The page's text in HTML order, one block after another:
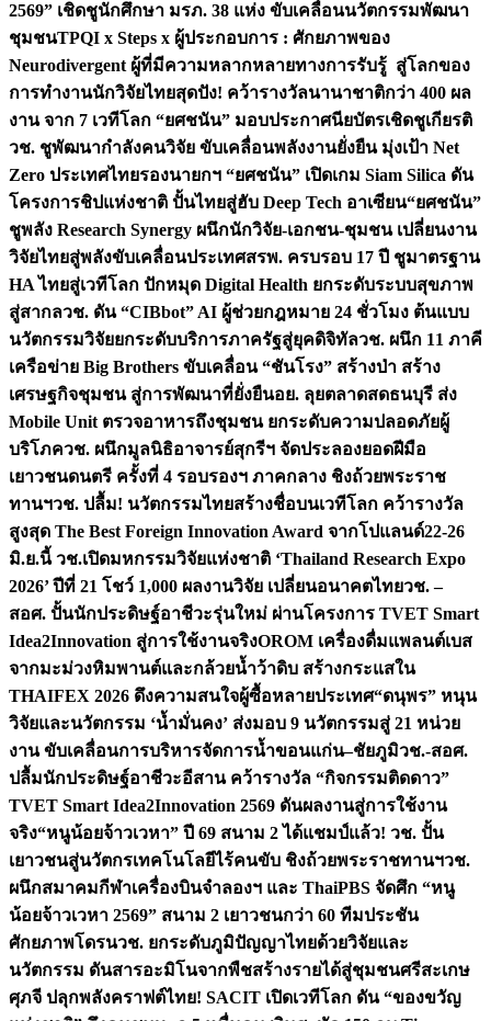
2569” เชิดชูนักศึกษา มรภ. 38 แห่ง ขับเคลื่อนนวัตกรรมพัฒนา
ชุมชนTPQI x Steps x ผู้ประกอบการ : ศักยภาพของ
Neurodivergent ผู้ที่มีความหลากหลายทางการรับรู้ สู่โลกของ
การทำงานนักวิจัยไทยสุดปัง! คว้ารางวัลนานาชาติกว่า 400 ผล
งาน จาก 7 เวทีโลก “ยศชนัน” มอบประกาศนียบัตรเชิดชูเกียรติ
วช. ชูพัฒนากำลังคนวิจัย ขับเคลื่อนพลังงานยั่งยืน มุ่งเป้า Net
Zero ประเทศไทยรองนายกฯ “ยศชนัน” เปิดเกม Siam Silica ดัน
โครงการชิปแห่งชาติ ปั้นไทยสู่ฮับ Deep Tech อาเซียน“ยศชนัน”
ชูพลัง Research Synergy ผนึกนักวิจัย-เอกชน-ชุมชน เปลี่ยนงาน
วิจัยไทยสู่พลังขับเคลื่อนประเทศสรพ. ครบรอบ 17 ปี ชูมาตรฐาน
HA ไทยสู่เวทีโลก ปักหมุด Digital Health ยกระดับระบบสุขภาพ
สู่สากลวช. ดัน “CIBbot” AI ผู้ช่วยกฎหมาย 24 ชั่วโมง ต้นแบบ
นวัตกรรมวิจัยยกระดับบริการภาครัฐสู่ยุคดิจิทัลวช. ผนึก 11 ภาคี
เครือข่าย Big Brothers ขับเคลื่อน “ชันโรง” สร้างป่า สร้าง
เศรษฐกิจชุมชน สู่การพัฒนาที่ยั่งยืนอย. ลุยตลาดสดธนบุรี ส่ง
Mobile Unit ตรวจอาหารถึงชุมชน ยกระดับความปลอดภัยผู้
บริโภควช. ผนึกมูลนิธิอาจารย์สุกรีฯ จัดประลองยอดฝีมือ
เยาวชนดนตรี ครั้งที่ 4 รอบรองฯ ภาคกลาง ชิงถ้วยพระราช
ทานฯวช. ปลื้ม! นวัตกรรมไทยสร้างชื่อบนเวทีโลก คว้ารางวัล
สูงสุด The Best Foreign Innovation Award จากโปแลนด์22-26
มิ.ย.นี้ วช.เปิดมหกรรมวิจัยแห่งชาติ ‘Thailand Research Expo
2026’ ปีที่ 21 โชว์ 1,000 ผลงานวิจัย เปลี่ยนอนาคตไทยวช. –
สอศ. ปั้นนักประดิษฐ์อาชีวะรุ่นใหม่ ผ่านโครงการ TVET Smart
Idea2Innovation สู่การใช้งานจริงOROM เครื่องดื่มแพลนต์เบส
จากมะม่วงหิมพานต์และกล้วยน้ำว้าดิบ สร้างกระแสใน
THAIFEX 2026 ดึงความสนใจผู้ซื้อหลายประเทศ“ดนุพร” หนุน
วิจัยและนวัตกรรม ‘น้ำมั่นคง’ ส่งมอบ 9 นวัตกรรมสู่ 21 หน่วย
งาน ขับเคลื่อนการบริหารจัดการน้ำขอนแก่น–ชัยภูมิวช.-สอศ.
ปลื้มนักประดิษฐ์อาชีวะอีสาน คว้ารางวัล “กิจกรรมติดดาว”
TVET Smart Idea2Innovation 2569 ดันผลงานสู่การใช้งาน
จริง“หนูน้อยจ้าวเวหา” ปี 69 สนาม 2 ได้แชมป์แล้ว! วช. ปั้น
เยาวชนสู่นวัตกรเทคโนโลยีไร้คนขับ ชิงถ้วยพระราชทานฯวช.
ผนึกสมาคมกีฬาเครื่องบินจำลองฯ และ ThaiPBS จัดศึก “หนู
น้อยจ้าวเวหา 2569” สนาม 2 เยาวชนกว่า 60 ทีมประชัน
ศักยภาพโดรนวช. ยกระดับภูมิปัญญาไทยด้วยวิจัยและ
นวัตกรรม ดันสารอะมิโนจากพืชสร้างรายได้สู่ชุมชนศรีสะเกษ
ศุภจี ปลุกพลังคราฟต์ไทย! SACIT เปิดเวทีโลก ดัน “ของขวัญ